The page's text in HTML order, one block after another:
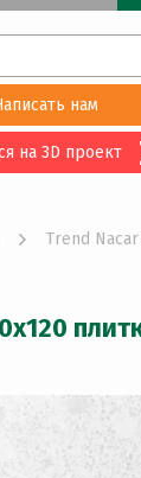
нам
на 3D проект
Trend